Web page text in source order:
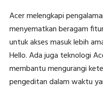
Acer melengkapi
menyematkan beragam
untuk akses masuk lebih
Hello. Ada juga teknologi
membantu mengurangi
pengeditan dalam waktu